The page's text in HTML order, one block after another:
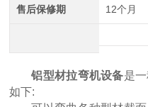
四辊卷板机生产厂
售后保修期 12个月
铝型材拉弯机设备是
如下: